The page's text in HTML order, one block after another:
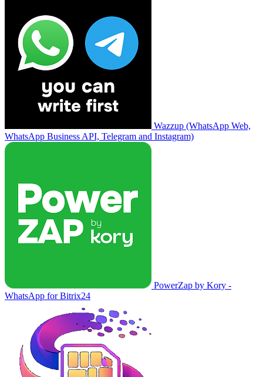
Wazzup (WhatsApp Web,
WhatsApp Business API, Telegram and Instagram)
PowerZap by Kory -
WhatsApp for Bitrix24